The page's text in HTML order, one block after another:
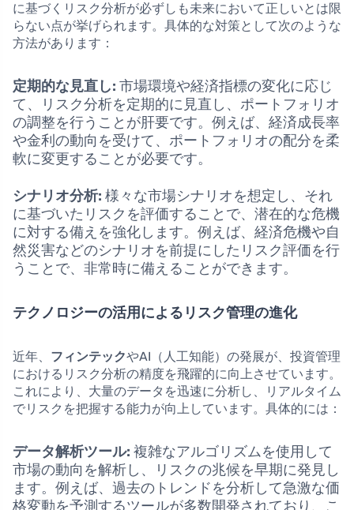
に基づくリスク分析が必ずしも未来において正しいとは限
らない点が挙げられます。具体的な対策として次のような
方法があります：
定期的な見直し: 市場環境や経済指標の変化に応じ
て、リスク分析を定期的に見直し、ポートフォリオ
の調整を行うことが肝要です。例えば、経済成長率
や金利の動向を受けて、ポートフォリオの配分を柔
軟に変更することが必要です。
シナリオ分析: 様々な市場シナリオを想定し、それ
に基づいたリスクを評価することで、潜在的な危機
に対する備えを強化します。例えば、経済危機や自
然災害などのシナリオを前提にしたリスク評価を行
うことで、非常時に備えることができます。
テクノロジーの活用によるリスク管理の進化
近年、 フィンテックやAI（人工知能）の発展が、投資管理
におけるリスク分析の精度を飛躍的に向上させています。
これにより、大量のデータを迅速に分析し、リアルタイム
でリスクを把握する能力が向上しています。具体的には：
データ解析ツール: 複雑なアルゴリズムを使用して
市場の動向を解析し、リスクの兆候を早期に発見し
ます。例えば、過去のトレンドを分析して急激な価
格変動を予測するツールが多数開発されており、こ